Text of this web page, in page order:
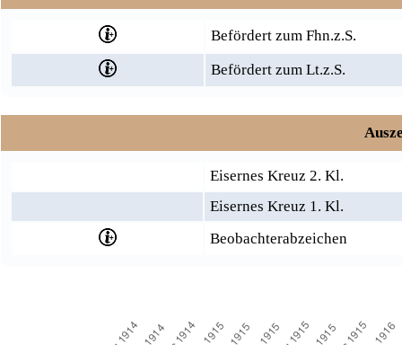
Befördert zum Fhn.z.S.
Befördert zum Lt.z.S.
Eisernes Kreuz 2. Kl.
Eisernes Kreuz 1. Kl.
Beobachterabzeichen